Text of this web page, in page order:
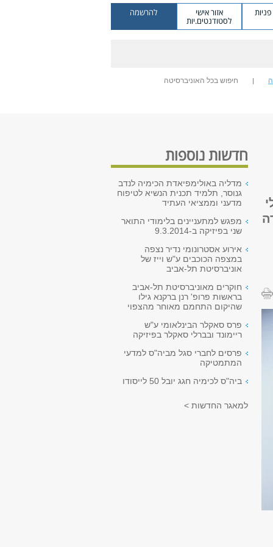
אזור אישי
לסטודנטים.יות
להרשמה
חיפוש בכל האוניברסיטה
כהוקרה
חדשות נוספות
מדליה באולימפיאדת הכימיה לנדב
גנוסר, תלמיד תכנית הנשיא לטיפוח
מדעני וממציאי העתיד
מפגש למתעניינים בלימודי התואר
שני בפיזיקה ב-9.3.2014
אירוע אסטרונומי נדיר נצפה
במצפה הכוכבים ע"ש וייז של
אוניברסיטת תל-אביב
חוקרים מאוניברסיטת תל-אביב
בראשות פרופ' רנן ברקנא גילו
שהיקום התחמם מאוחר מהצפוי
פרס סאקלר הבינלאומי ע"ש
ריימונד ובברלי סאקלר בפיזיקה
פרסים לחברי סגל מביה"ס למדעי
המתמטיקה
ביה"ס לכימיה חגג יובל 50 לייסודו
למאגר החדשות >